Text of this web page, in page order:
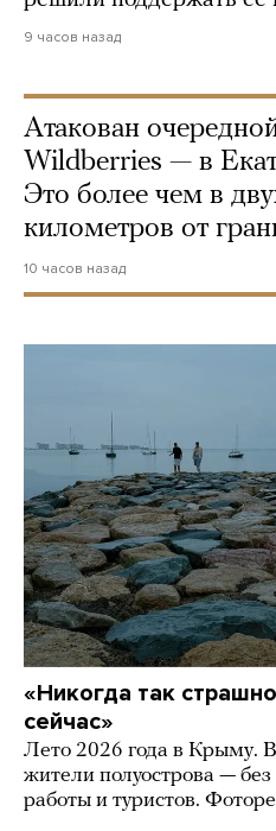
9 часов назад
Атакован
Wildberries — в
Это более чем в
километров от
10 часов назад
«Никогда так
сейчас»
Лето 2026 года в Крыму.
жители полуострова — без
работы и туристов.